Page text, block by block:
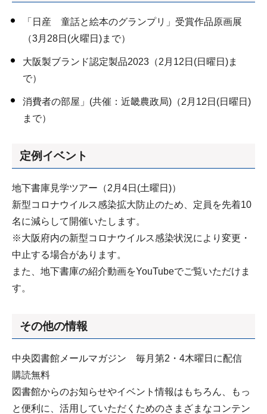
「日産 童話と絵本のグランプリ」受賞作品原画展
（3月28日(火曜日)まで）
大阪製ブランド認定製品2023（2月12日(日曜日)ま
で）
消費者の部屋」(共催：近畿農政局)（2月12日(日曜日)
まで）
定例イベント
地下書庫見学ツアー（2月4日(土曜日)）
新型コロナウイルス感染拡大防止のため、定員を先着10
名に減らして開催いたします。
※大阪府内の新型コロナウイルス感染状況により変更・
中止する場合があります。
また、地下書庫の紹介動画をYouTubeでご覧いただけま
す。
その他の情報
中央図書館メールマガジン 毎月第2・4木曜日に配信
購読無料
図書館からのお知らせやイベント情報はもちろん、もっ
と便利に、活用していただくためのさまざまなコンテン